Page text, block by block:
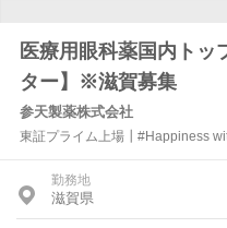
医療用眼科薬国内トッ
ター】※滋賀募集
参天製薬株式会社
東証プライム上場┃#Happiness
勤務地
滋賀県